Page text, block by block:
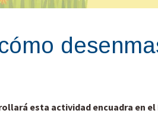
esta actividad encuadra en